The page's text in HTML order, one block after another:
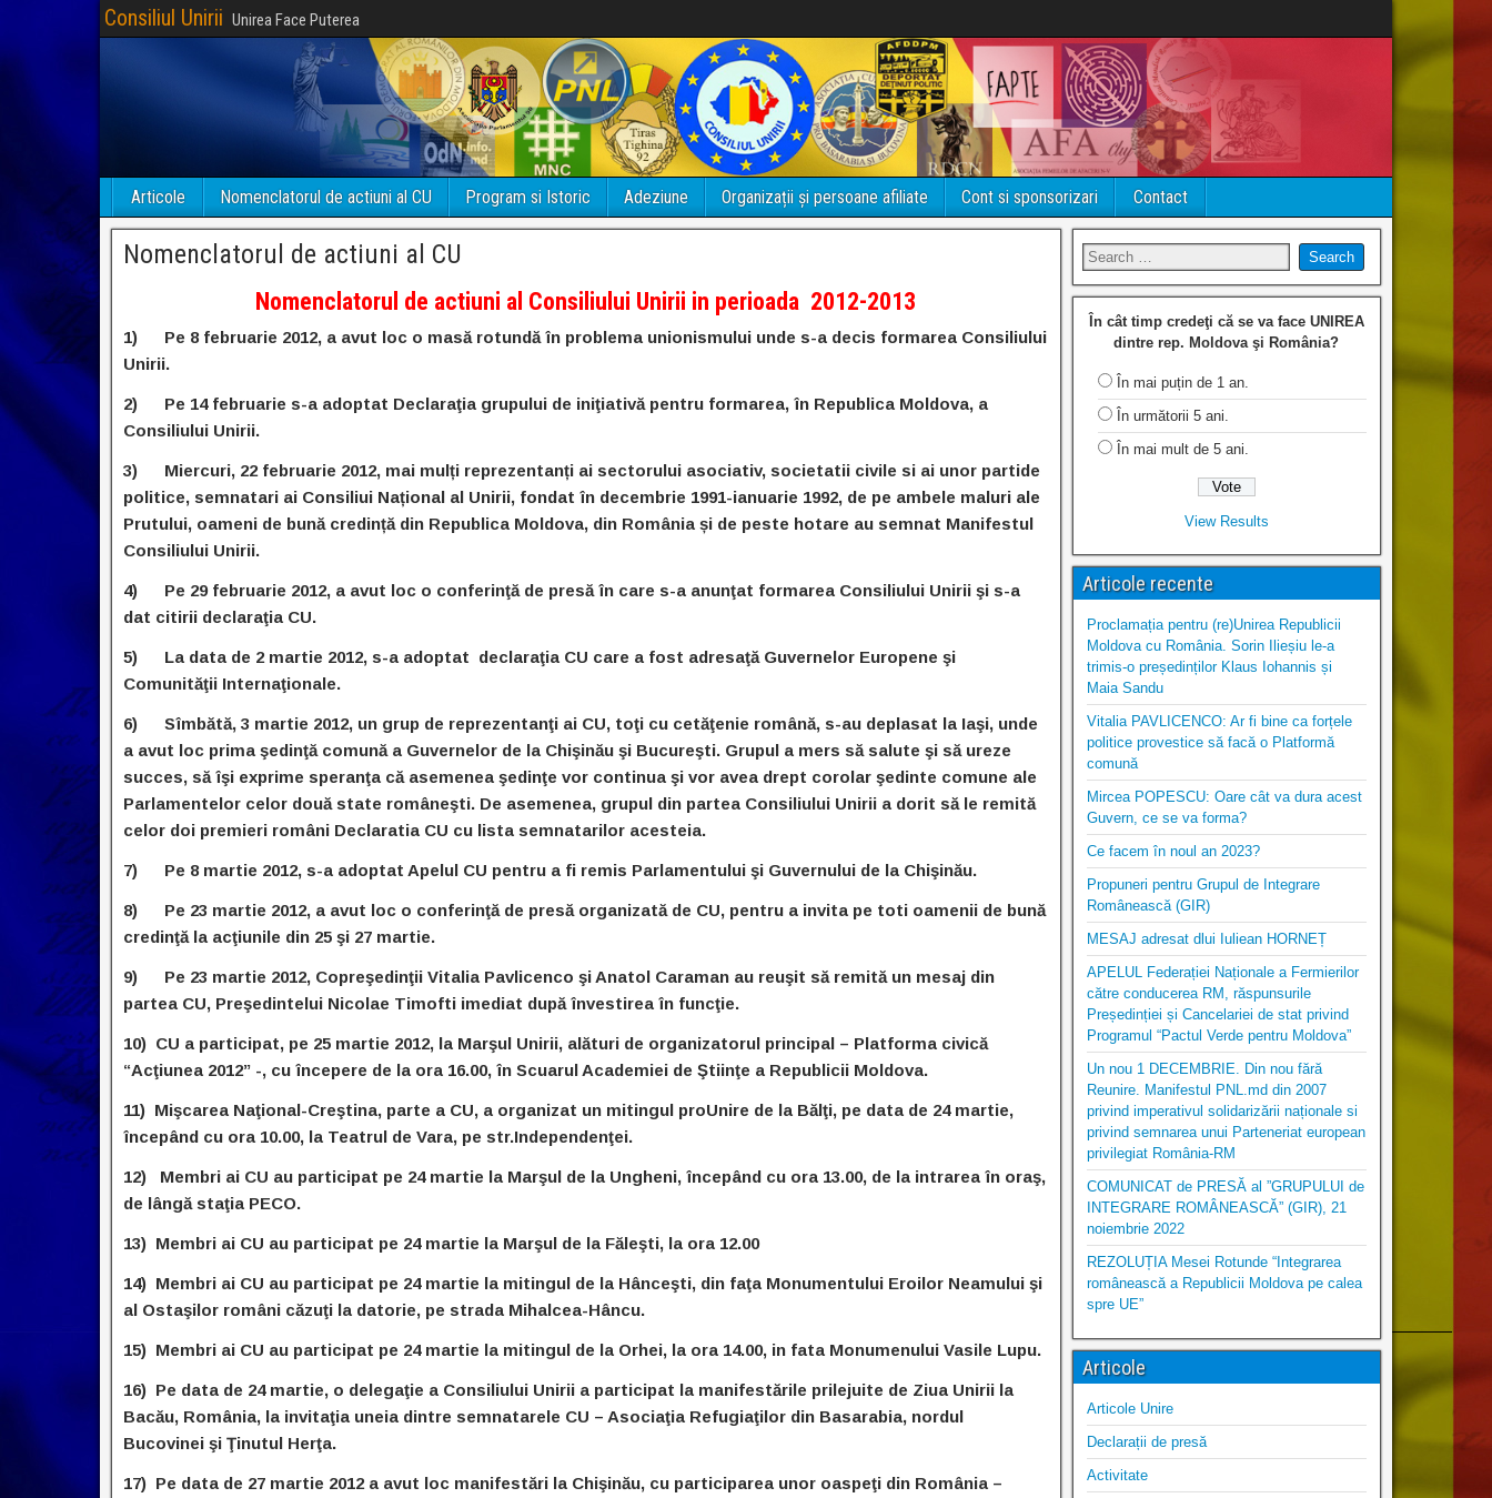
Consiliul Unirii Unirea Face Puterea
Articole Nomenclatorul de actiuni al CU Program si Istoric Adeziune Organizații și persoane afiliate Cont si sponsorizari Contact
Nomenclatorul de actiuni al CU
Nomenclatorul de actiuni al Consiliului Unirii in perioada 2012-2013
1) Pe 8 februarie 2012, a avut loc o masă rotundă în problema unionismului unde s-a decis formarea Consiliului
Unirii.
2) Pe 14 februarie s-a adoptat Declaraţia grupului de iniţiativă pentru formarea, în Republica Moldova, a
Consiliului Unirii.
3) Miercuri, 22 februarie 2012, mai mulți reprezentanți ai sectorului asociativ, societatii civile si ai unor partide
politice, semnatari ai Consiliui Național al Unirii, fondat în decembrie 1991-ianuarie 1992, de pe ambele maluri ale
Prutului, oameni de bună credință din Republica Moldova, din România și de peste hotare au semnat Manifestul
Consiliului Unirii.
4) Pe 29 februarie 2012, a avut loc o conferinţă de presă în care s-a anunţat formarea Consiliului Unirii şi s-a
dat citirii declaraţia CU.
5) La data de 2 martie 2012, s-a adoptat declaraţia CU care a fost adresaţă Guvernelor Europene şi
Comunităţii Internaţionale.
6) Sîmbătă, 3 martie 2012, un grup de reprezentanţi ai CU, toţi cu cetăţenie română, s-au deplasat la Iaşi, unde
a avut loc prima şedinţă comună a Guvernelor de la Chişinău şi Bucureşti. Grupul a mers să salute şi să ureze
succes, să îşi exprime speranţa că asemenea şedinţe vor continua şi vor avea drept corolar şedinte comune ale
Parlamentelor celor două state româneşti. De asemenea, grupul din partea Consiliului Unirii a dorit să le remită
celor doi premieri români Declaratia CU cu lista semnatarilor acesteia.
7) Pe 8 martie 2012, s-a adoptat Apelul CU pentru a fi remis Parlamentului şi Guvernului de la Chişinău.
8) Pe 23 martie 2012, a avut loc o conferinţă de presă organizată de CU, pentru a invita pe toti oamenii de bună
credinţă la acţiunile din 25 şi 27 martie.
9) Pe 23 martie 2012, Copreşedinţii Vitalia Pavlicenco şi Anatol Caraman au reuşit să remită un mesaj din
partea CU, Preşedintelui Nicolae Timofti imediat după învestirea în funcţie.
10) CU a participat, pe 25 martie 2012, la Marşul Unirii, alături de organizatorul principal – Platforma civică
“Acţiunea 2012” -, cu începere de la ora 16.00, în Scuarul Academiei de Ştiinţe a Republicii Moldova.
11) Mişcarea Naţional-Creştina, parte a CU, a organizat un mitingul proUnire de la Bălţi, pe data de 24 martie,
începând cu ora 10.00, la Teatrul de Vara, pe str.Independenţei.
12) Membri ai CU au participat pe 24 martie la Marşul de la Ungheni, începând cu ora 13.00, de la intrarea în oraş,
de lângă staţia PECO.
13) Membri ai CU au participat pe 24 martie la Marşul de la Făleşti, la ora 12.00
14) Membri ai CU au participat pe 24 martie la mitingul de la Hânceşti, din faţa Monumentului Eroilor Neamului şi
al Ostaşilor români căzuţi la datorie, pe strada Mihalcea-Hâncu.
15) Membri ai CU au participat pe 24 martie la mitingul de la Orhei, la ora 14.00, in fata Monumenului Vasile Lupu.
16) Pe data de 24 martie, o delegaţie a Consiliului Unirii a participat la manifestările prilejuite de Ziua Unirii la
Bacău, România, la invitaţia uneia dintre semnatarele CU – Asociaţia Refugiaţilor din Basarabia, nordul
Bucovinei şi Ţinutul Herţa.
17) Pe data de 27 martie 2012 a avut loc manifestări la Chişinău, cu participarea unor oaspeţi din România –
În cât timp credeţi că se va face UNIREA
dintre rep. Moldova şi România?
În mai puțin de 1 an.
În următorii 5 ani.
În mai mult de 5 ani.
View Results
Articole recente
Proclamația pentru (re)Unirea Republicii
Moldova cu România. Sorin Ilieșiu le-a
trimis-o președinților Klaus Iohannis și
Maia Sandu
Vitalia PAVLICENCO: Ar fi bine ca forțele
politice provestice să facă o Platformă
comună
Mircea POPESCU: Oare cât va dura acest
Guvern, ce se va forma?
Ce facem în noul an 2023?
Propuneri pentru Grupul de Integrare
Românească (GIR)
MESAJ adresat dlui Iuliean HORNEȚ
APELUL Federației Naționale a Fermierilor
către conducerea RM, răspunsurile
Președinției și Cancelariei de stat privind
Programul “Pactul Verde pentru Moldova”
Un nou 1 DECEMBRIE. Din nou fără
Reunire. Manifestul PNL.md din 2007
privind imperativul solidarizării naționale si
privind semnarea unui Parteneriat european
privilegiat România-RM
COMUNICAT de PRESĂ al ”GRUPULUI de
INTEGRARE ROMÂNEASCĂ” (GIR), 21
noiembrie 2022
REZOLUȚIA Mesei Rotunde “Integrarea
românească a Republicii Moldova pe calea
spre UE”
Articole
Articole Unire
Declarații de presă
Activitate